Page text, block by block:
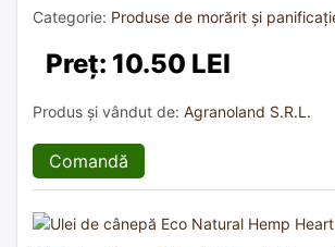
Categorie: Produse de morărit și
Preț: 10.50 LEI
Produs și vândut de: Agranoland S.R.L.
Comandă